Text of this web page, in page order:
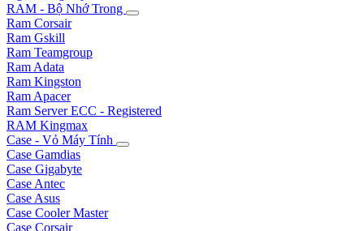
RAM - Bộ Nhớ Trong
Ram Corsair
Ram Gskill
Ram Teamgroup
Ram Adata
Ram Kingston
Ram Apacer
Ram Server ECC - Registered
RAM Kingmax
Case - Vỏ Máy Tính
Case Gamdias
Case Gigabyte
Case Antec
Case Asus
Case Cooler Master
Case Corsair